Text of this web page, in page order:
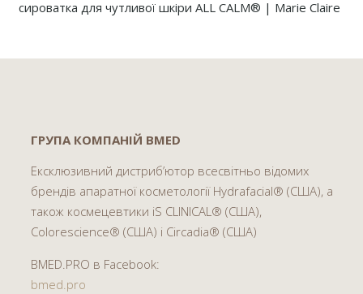
сироватка для чутливої шкіри ALL CALM® | Marie Claire
ГРУПА КОМПАНІЙ BMED
Ексклюзивний дистриб’ютор всесвітньо відомих
брендів апаратної косметології Hydrafacial® (США), а
також космецевтики iS CLINICAL® (США),
Colorescience® (США) і Circadia® (США)
BMED.PRO в Facebook:
bmed.pro